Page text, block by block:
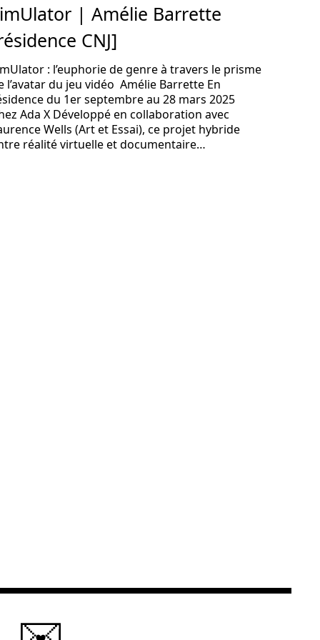
| Amélie Barrette
CNJ]
: l’euphorie de genre à travers le prisme
l’avatar du jeu vidéo Amélie Barrette En
du 1er septembre au 28 mars 2025
Ada X Développé en collaboration avec
Wells (Art et Essai), ce projet hybride
réalité virtuelle et documentaire…